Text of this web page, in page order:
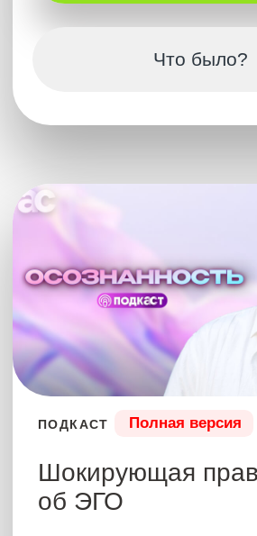
А ты рожден для большего?
Это был немыслимый подкаст! Артур
раскрыл ГЛАВНЫЙ признак того, что ты
рожден для чего-то большего в этом мире.
Ты узнаешь, что делать и что не нужно
делать, если почувствовал это. Что такое
характер и как он формируется в детстве.
Как переписать свою судьбу и личность.
землю, что такое кризис среднего возраста и
почему он на самом деле случается.
САМУИ 2024 03 июля 2024 2 часа 00 мин